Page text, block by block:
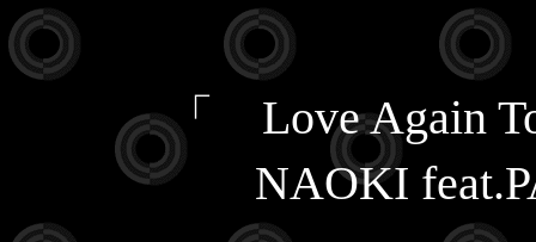
「 Love Again
NAOKI